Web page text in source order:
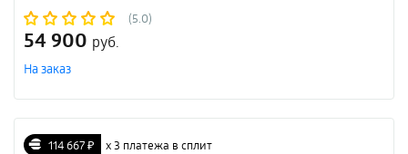
(5.0)
54 900 руб.
На заказ
114 667 ₽ х 3 платежа в сплит